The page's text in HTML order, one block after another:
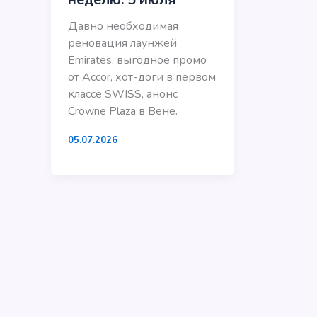
Давно необходимая
реновация лаунжей
Emirates, выгодное промо
от Accor, хот-доги в первом
классе SWISS, анонс
Crowne Plaza в Вене.
05.07.2026